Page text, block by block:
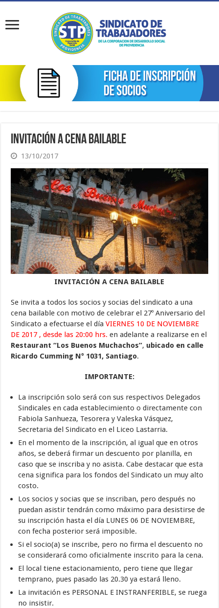
Invitación a Cena Bailable
13/10/2017
INVITACIÓN A CENA BAILABLE
Se invita a todos los socios y socias del sindicato a una
cena bailable con motivo de celebrar el 27º Aniversario del
Sindicato a efectuarse el díaVIERNES 10 DE NOVIEMBRE
DE 2017 , desde las 20:00 hrs. en adelante a realizarse en el
Restaurant “Los Buenos Muchachos”, ubicado en calle
Ricardo Cumming Nº 1031, Santiago.
IMPORTANTE:
La inscripción solo será con sus respectivos Delegados
Sindicales en cada establecimiento o directamente con
Fabiola Sanhueza, Tesorera y Valeska Vásquez,
Secretaria del Sindicato en el Liceo Lastarria.
En el momento de la inscripción, al igual que en otros
años, se deberá firmar un descuento por planilla, en
caso que se inscriba y no asista. Cabe destacar que esta
cena significa para los fondos del Sindicato un muy alto
costo.
Los socios y socias que se inscriban, pero después no
puedan asistir tendrán como máximo para desistirse de
su inscripción hasta el día LUNES 06 DE NOVIEMBRE,
con fecha posterior será imposible.
Si el socio(a) se inscribe, pero no firma el descuento no
se considerará como oficialmente inscrito para la cena.
El local tiene estacionamiento, pero tiene que llegar
temprano, pues pasado las 20.30 ya estará lleno.
La invitación es PERSONAL E INSTRANFERIBLE, se ruega
no insistir.